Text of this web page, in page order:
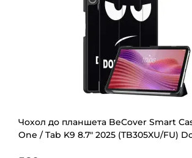
Чохол до планшета BeCover Smart
One / Tab K9 8.7" 2025 (TB305XU/FU)